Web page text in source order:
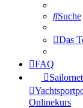
Suche
Das
FAQ
Onlinekurs